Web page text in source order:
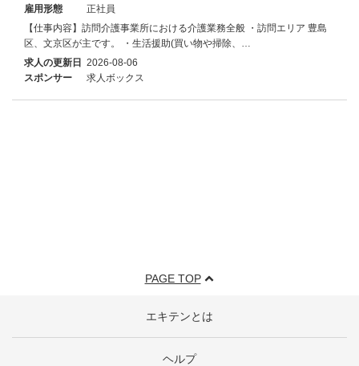
雇用形態
正社員
【仕事内容】訪問介護事業所における介護業務全般 ・訪問エリア 豊島
区、文京区が主です。 ・生活援助(買い物や掃除、…
求人の更新日 2026-08-06
スポンサー
求人ボックス
PAGE TOP
エキテンとは
ヘルプ